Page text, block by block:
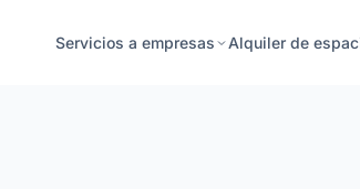
Servicios a empresas Alquiler de